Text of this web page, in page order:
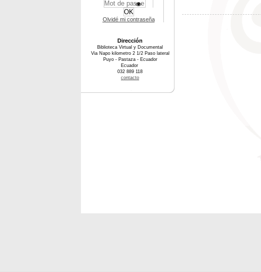
Olvidé mi contraseña
Dirección
Biblioteca Virtual y Documental
Via Napo kilometro 2 1/2 Paso lateral
Puyo - Pastaza - Ecuador
Ecuador
032 889 118
contacto